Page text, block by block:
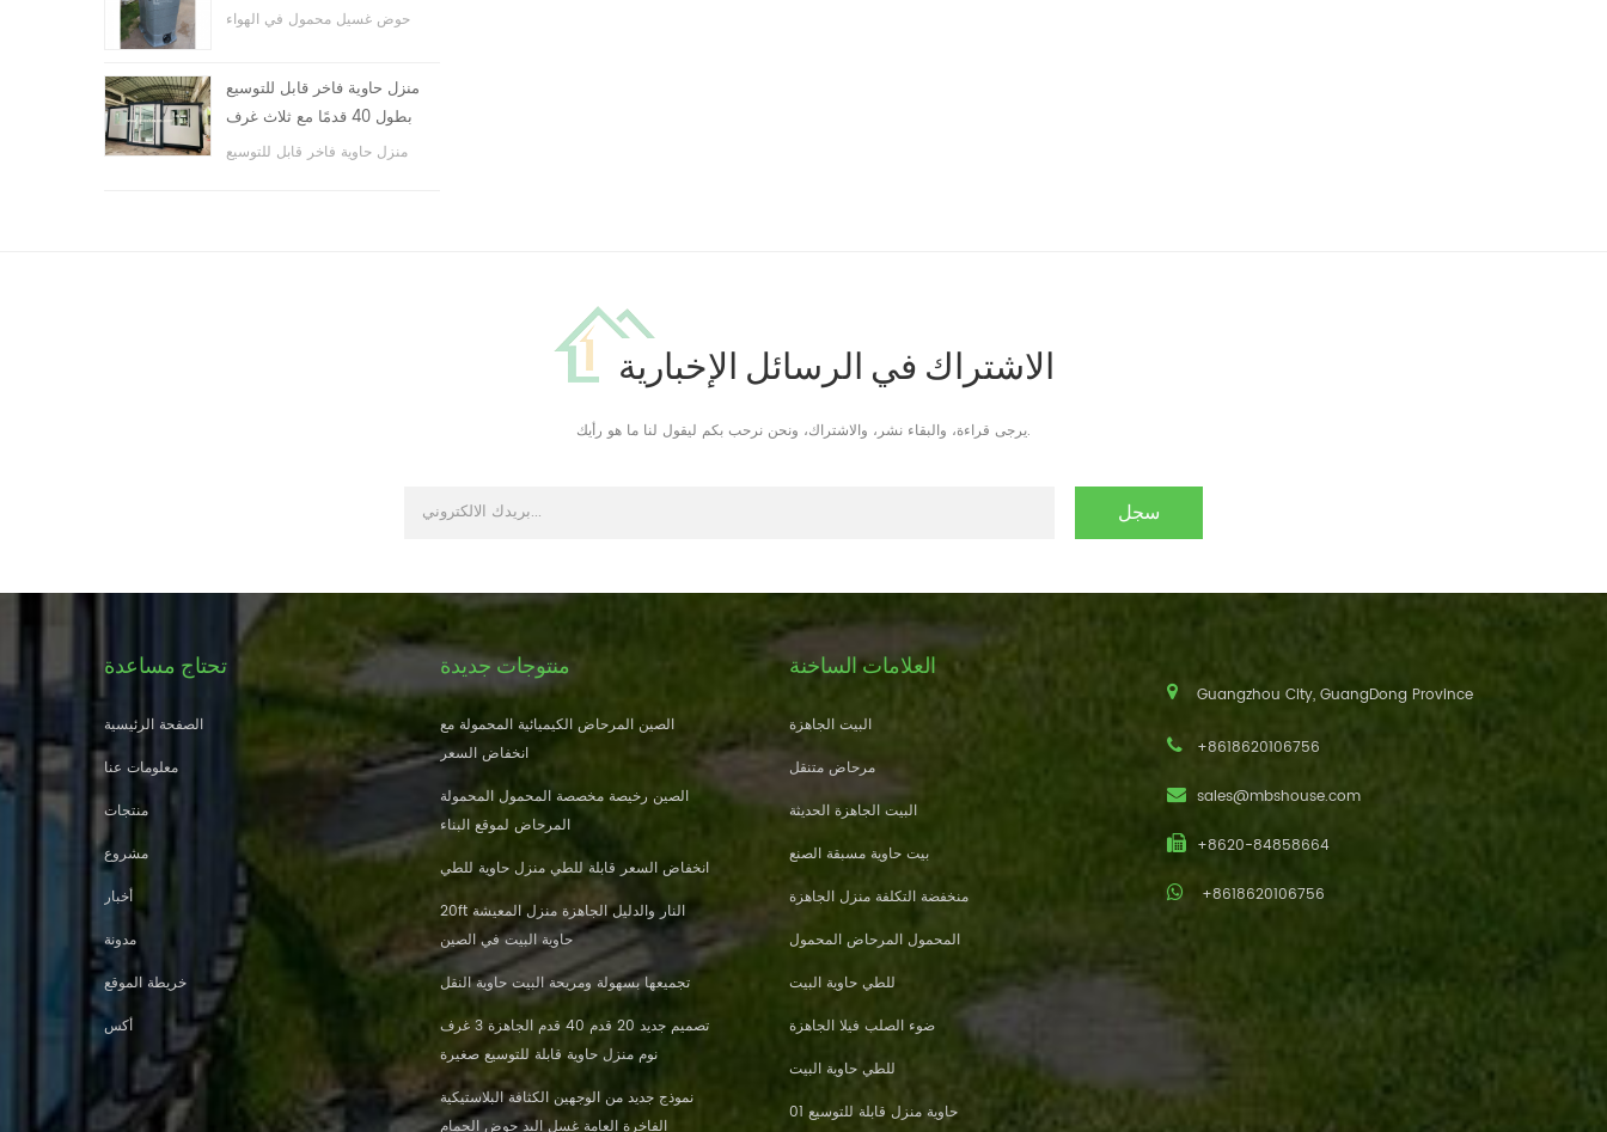
اليد حوض الحمام
حوض غسيل محمول في الهواء
منزل حاوية فاخر قابل للتوسيع
بطول 40 قدمًا مع ثلاث غرف
نوم
منزل حاوية فاخر قابل للتوسيع
الاشتراك في الرسائل الإخبارية
يرجى قراءة، والبقاء نشر، والاشتراك، ونحن نرحب بكم ليقول لنا ما هو رأيك.
تحتاج مساعدة
الصفحة الرئيسية
معلومات عنا
منتجات
مشروع
أخبار
مدونة
خريطة الموقع
أكس
منتوجات جديدة
الصين المرحاض الكيميائية المحمولة مع
انخفاض السعر
الصين رخيصة مخصصة المحمول المحمولة
المرحاض لموقع البناء
انخفاض السعر قابلة للطي منزل حاوية للطي
20ft النار والدليل الجاهزة منزل المعيشة
حاوية البيت في الصين
تجميعها بسهولة ومريحة البيت حاوية النقل
تصميم جديد 20 قدم 40 قدم الجاهزة 3 غرف
نوم منزل حاوية قابلة للتوسيع صغيرة
نموذج جديد من الوجهين الكثافة البلاستيكية
الفاخرة العامة غسل اليد حوض الحمام
العلامات الساخنة
البيت الجاهزة
مرحاض متنقل
البيت الجاهزة الحديثة
بيت حاوية مسبقة الصنع
منخفضة التكلفة منزل الجاهزة
المحمول المرحاض المحمول
للطي حاوية البيت
ضوء الصلب فيلا الجاهزة
للطي حاوية البيت
حاوية منزل قابلة للتوسيع 01
Guangzhou City, GuangDong Province
+8618620106756
sales@mbshouse.com
+8620-84858664
+8618620106756